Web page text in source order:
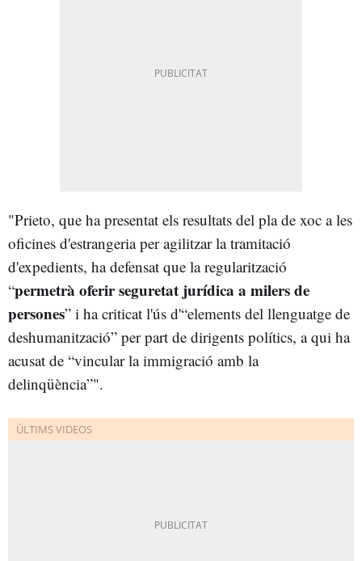
"Prieto, que ha presentat els resultats del pla de xoc a les
oficines d'estrangeria per agilitzar la tramitació
d'expedients, ha defensat que la regularització
“permetrà oferir seguretat jurídica a milers de
persones” i ha criticat l'ús d'“elements del llenguatge de
deshumanització” per part de dirigents polítics, a qui ha
acusat de “vincular la immigració amb la
delinqüència”".